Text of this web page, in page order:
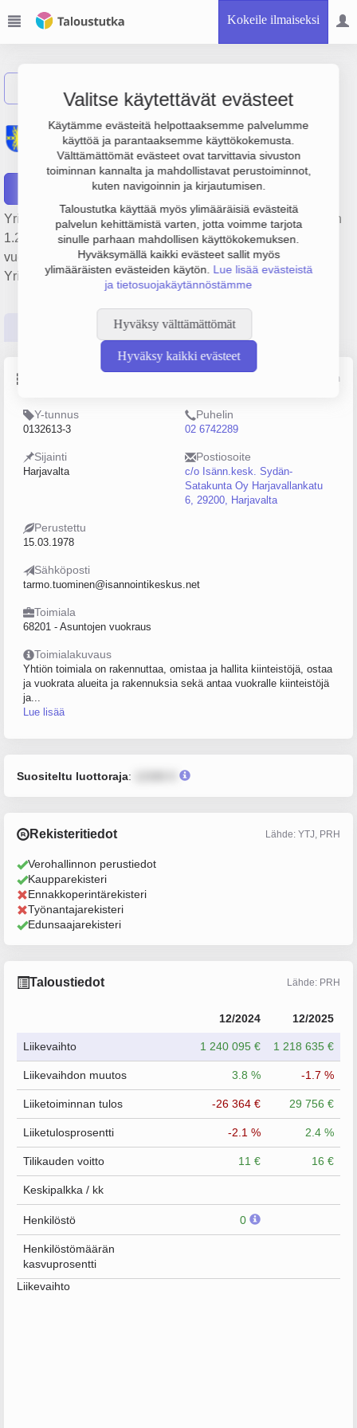
Kokeile ilmaiseksi
Valitse käytettävät evästeet
Käytämme evästeitä helpottaaksemme palvelumme
käyttöä ja parantaaksemme käyttökokemusta.
Välttämättömät evästeet ovat tarvittavia sivuston
toiminnan kannalta ja mahdollistavat perustoiminnot,
kuten navigoinnin ja kirjautumisen.
Taloustutka käyttää myös ylimääräisiä evästeitä
palvelun kehittämistä varten, jotta voimme tarjota
sinulle parhaan mahdollisen käyttökokemuksen.
Hyväksymällä kaikki evästeet sallit myös
ylimääräisten evästeiden käytön. Lue lisää evästeistä
ja tietosuojakäytännöstämme
Hyväksy välttämättömät
Hyväksy kaikki evästeet
Kiinteistö Oy Harjavallan
Vuokratalo
Yrityksen Kiinteistö Oy Harjavallan Vuokratalo liikevaihto on
1.2 milj. € ja tulos 30 000 €. Sen päätoimiala on Asuntojen
vuokraus, perustamisvuosi 1978 ja sijainti Harjavalta.
Yrityksen yhtiömuoto Osakeyhtiö (OY).
Tilinpäätösluvut Päättäjätiedot
Lähde: YTJ, PRH, Traficom
Y-tunnus
0132613-3
Puhelin
02 6742289
Sijainti
Harjavalta
Postiosoite
c/o Isänn.kesk. Sydän-
Satakunta Oy Harjavallankatu
6, 29200, Harjavalta
Perustettu
15.03.1978
Sähköposti
tarmo.tuominen@isannointikeskus.net
Toimiala
68201 - Asuntojen vuokraus
Toimialakuvaus
Yhtiön toimiala on rakennuttaa, omistaa ja hallita kiinteistöjä, ostaa
ja vuokrata alueita ja rakennuksia sekä antaa vuokralle kiinteistöjä
ja...
Lue lisää
Suositeltu luottoraja:
Rekisteritiedot Lähde: YTJ, PRH
Verohallinnon perustiedot
Kaupparekisteri
Ennakkoperintärekisteri
Työnantajarekisteri
Edunsaajarekisteri
Taloustiedot Lähde: PRH
12/2024 12/2025
Liikevaihto 1 240 095 € 1 218 635 €
Liikevaihdon muutos 3.8 % -1.7 %
Liiketoiminnan tulos -26 364 € 29 756 €
Liiketulosprosentti -2.1 % 2.4 %
Tilikauden voitto 11 € 16 €
Keskipalkka / kk
Henkilöstö 0
Henkilöstömäärän
kasvuprosentti
Liikevaihto